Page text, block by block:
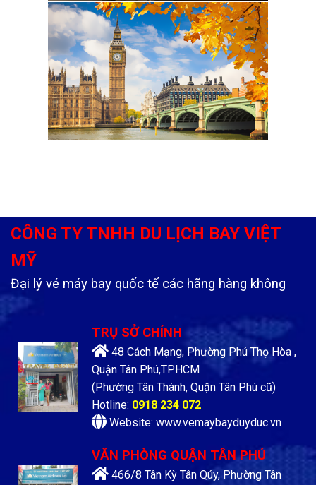
CÔNG TY TNHH DU LỊCH BAY VIỆT
MỸ
Đại lý vé máy bay quốc tế các hãng hàng không
TRỤ SỞ CHÍNH
48 Cách Mạng, Phường Phú Thọ Hòa ,
Quận Tân Phú,TP.HCM
(Phường Tân Thành, Quận Tân Phú cũ)
Hotline: 0918 234 072
Website: www.vemaybayduyduc.vn
VĂN PHÒNG QUẬN TÂN PHÚ
466/8 Tân Kỳ Tân Qúy, Phường Tân